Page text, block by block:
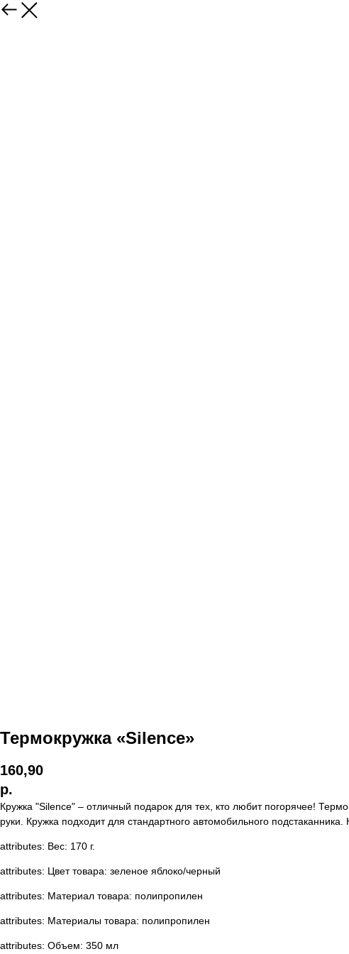
Термокружка «Silence»
160,90
р.
Кружка "Silence" – отличный подарок для тех, кто любит погорячее!
руки. Кружка подходит для стандартного автомобильного
attributes: Вес: 170 г.
attributes: Цвет товара: зеленое яблоко/черный
attributes: Материал товара: полипропилен
attributes: Материалы товара: полипропилен
attributes: Объем: 350 мл